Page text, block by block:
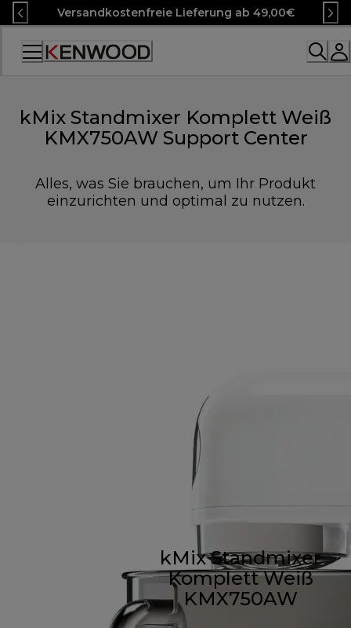
Skip
to
Content
Versandkostenfreie Lieferung ab 49,00€
Accessibility
kMix Standmixer Komplett Weiß
KMX750AW Support Center
Alles, was Sie brauchen, um Ihr Produkt
einzurichten und optimal zu nutzen.
kMix Standmixer
Komplett Weiß
KMX750AW